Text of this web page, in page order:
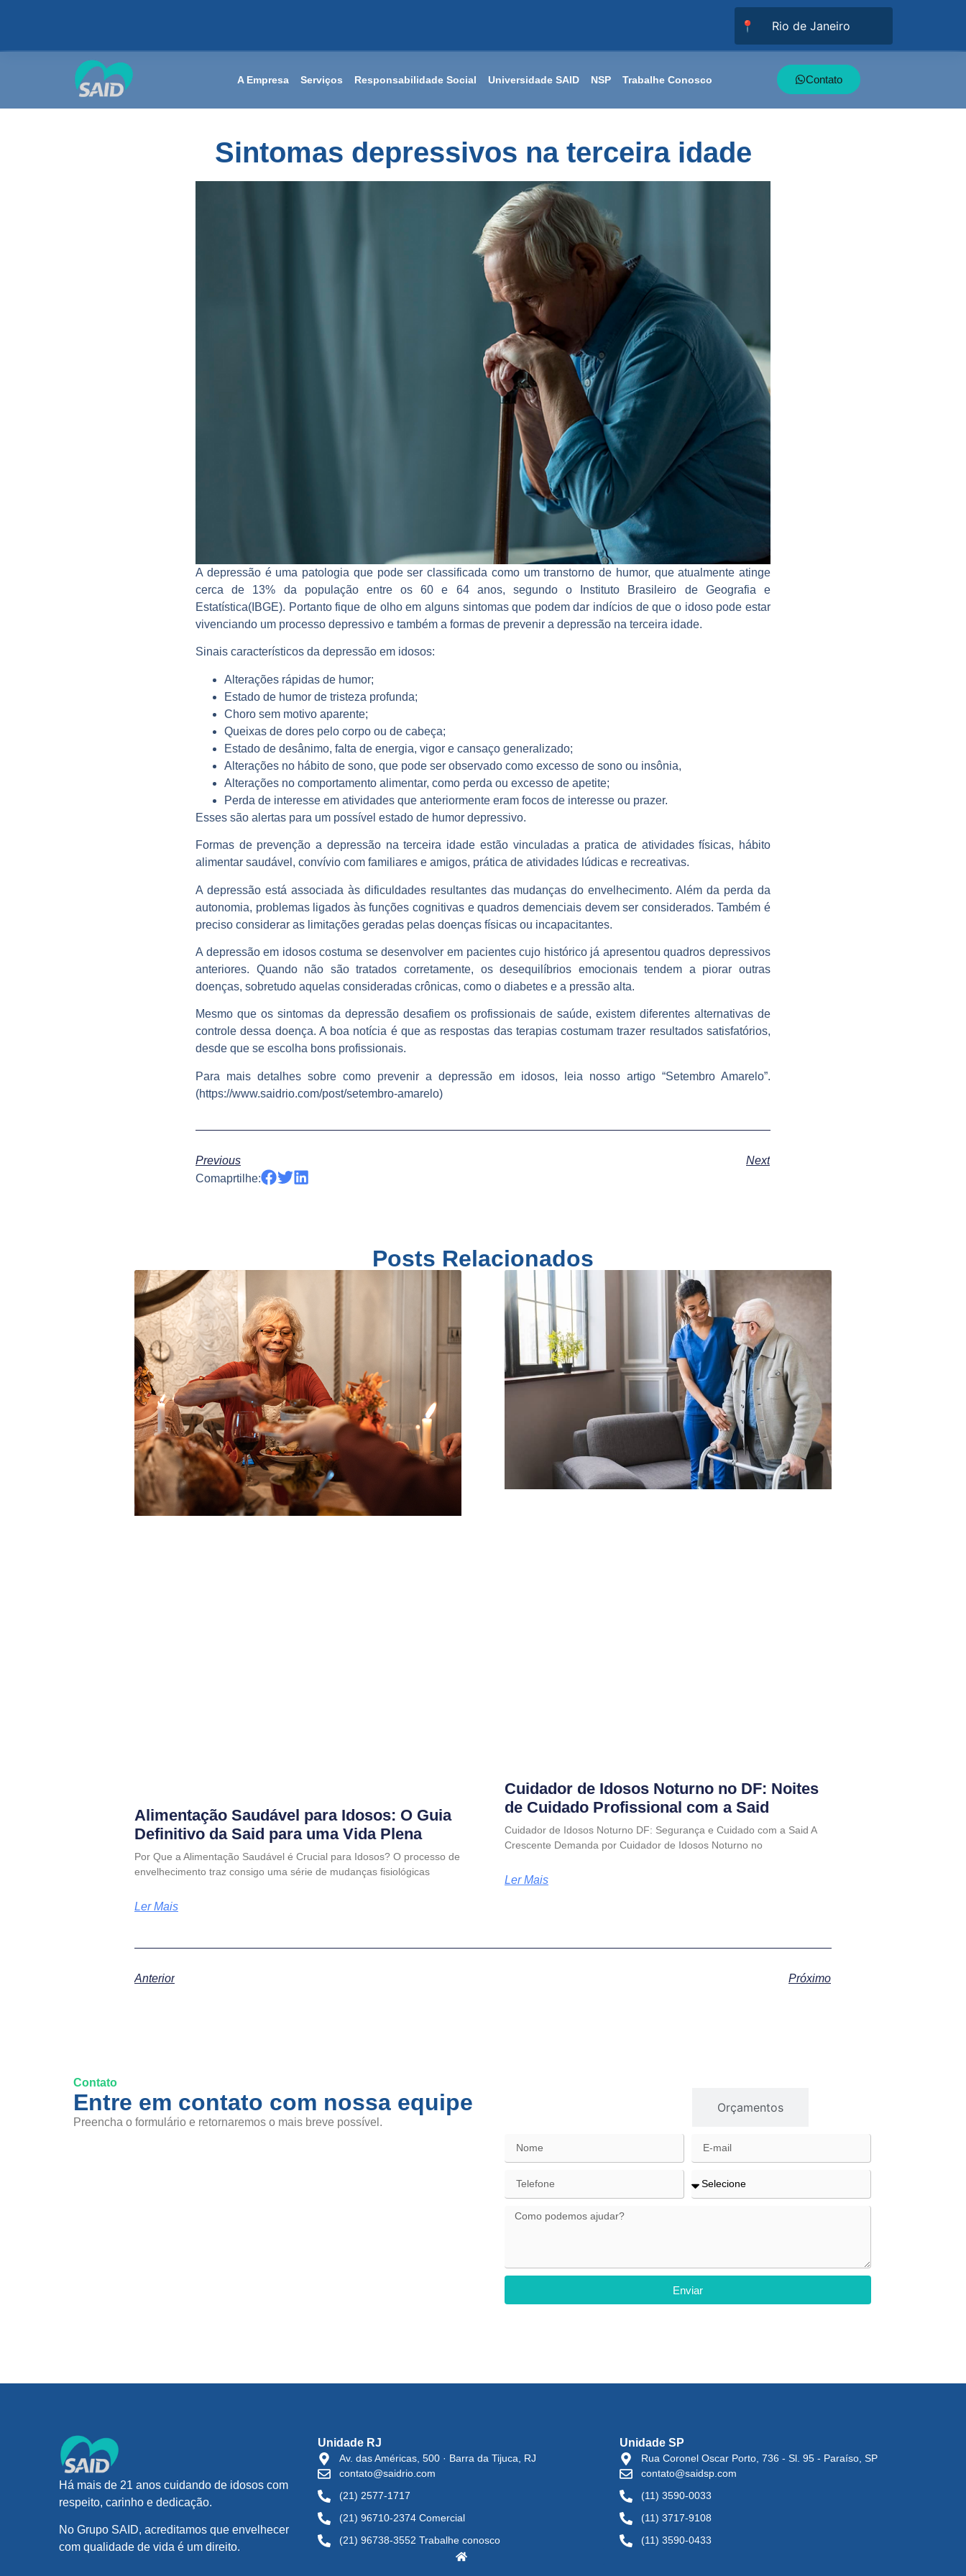
📍
A Empresa Serviços Responsabilidade Social Universidade SAID NSP Trabalhe Conosco Contato
Sintomas depressivos na terceira idade
A depressão é uma patologia que pode ser classificada como um transtorno de humor, que atualmente atinge
cerca de 13% da população entre os 60 e 64 anos, segundo o Instituto Brasileiro de Geografia e
Estatística(IBGE). Portanto fique de olho em alguns sintomas que podem dar indícios de que o idoso pode estar
vivenciando um processo depressivo e também a formas de prevenir a depressão na terceira idade.
Sinais característicos da depressão em idosos:
Alterações rápidas de humor;
Estado de humor de tristeza profunda;
Choro sem motivo aparente;
Queixas de dores pelo corpo ou de cabeça;
Estado de desânimo, falta de energia, vigor e cansaço generalizado;
Alterações no hábito de sono, que pode ser observado como excesso de sono ou insônia,
Alterações no comportamento alimentar, como perda ou excesso de apetite;
Perda de interesse em atividades que anteriormente eram focos de interesse ou prazer.
Esses são alertas para um possível estado de humor depressivo.
Formas de prevenção a depressão na terceira idade estão vinculadas a pratica de atividades físicas, hábito
alimentar saudável, convívio com familiares e amigos, prática de atividades lúdicas e recreativas.
A depressão está associada às dificuldades resultantes das mudanças do envelhecimento. Além da perda da
autonomia, problemas ligados às funções cognitivas e quadros demenciais devem ser considerados. Também é
preciso considerar as limitações geradas pelas doenças físicas ou incapacitantes.
A depressão em idosos costuma se desenvolver em pacientes cujo histórico já apresentou quadros depressivos
anteriores. Quando não são tratados corretamente, os desequilíbrios emocionais tendem a piorar outras
doenças, sobretudo aquelas consideradas crônicas, como o diabetes e a pressão alta.
Mesmo que os sintomas da depressão desafiem os profissionais de saúde, existem diferentes alternativas de
controle dessa doença. A boa notícia é que as respostas das terapias costumam trazer resultados satisfatórios,
desde que se escolha bons profissionais.
Para mais detalhes sobre como prevenir a depressão em idosos, leia nosso artigo “Setembro Amarelo”.
(https://www.saidrio.com/post/setembro-amarelo)
Previous
Next
Comaprtilhe:
Posts Relacionados
Alimentação Saudável para Idosos: O Guia
Definitivo da Said para uma Vida Plena
Por Que a Alimentação Saudável é Crucial para Idosos? O processo de
envelhecimento traz consigo uma série de mudanças fisiológicas
Ler Mais
Cuidador de Idosos Noturno no DF: Noites
de Cuidado Profissional com a Said
Cuidador de Idosos Noturno DF: Segurança e Cuidado com a Said A
Crescente Demanda por Cuidador de Idosos Noturno no
Ler Mais
Anterior Próximo
Contato
Entre em contato com nossa equipe
Preencha o formulário e retornaremos o mais breve possível.
Orçamentos
Enviar
Há mais de 21 anos cuidando de idosos com
respeito, carinho e dedicação.
No Grupo SAID, acreditamos que envelhecer
com qualidade de vida é um direito.
Unidade RJ
Av. das Américas, 500 · Barra da Tijuca, RJ
contato@saidrio.com
(21) 2577-1717
(21) 96710-2374 Comercial
(21) 96738-3552 Trabalhe conosco
Unidade SP
Rua Coronel Oscar Porto, 736 - Sl. 95 - Paraíso, SP
contato@saidsp.com
(11) 3590-0033
(11) 3717-9108
(11) 3590-0433